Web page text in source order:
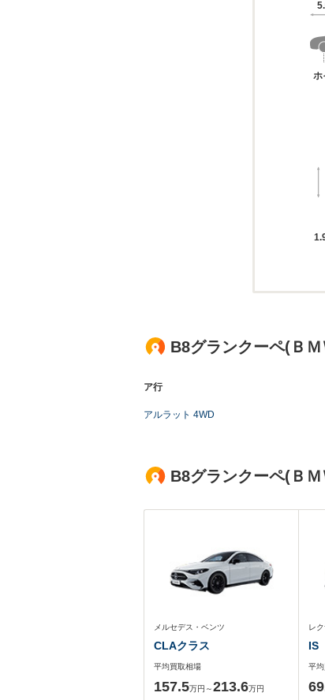
ホ
B8グランクーペ(Ｂ
ア行
アルラット 4WD
B8グランクーペ(Ｂ
メルセデス・ベンツ
CLAクラス
平均買取相場
157.5万円～213.6万円
レ
IS
平